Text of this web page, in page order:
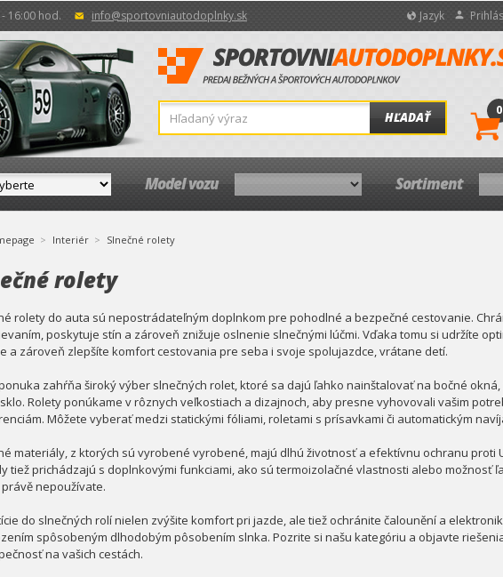
16:00 hod. info@sportovniautodoplnky.sk Jazyk
HĽADAŤ 0
Model vozu Sortiment
Interiér Slnečné rolety
rolety
rolety do auta sú nepostrádateľným doplnkom pre pohodlné a bezpečné cestovanie.
poskytuje stín a zároveň znižuje oslnenie slnečnými lúčmi. Vďaka tomu si udržíte
a zároveň zlepšíte komfort cestovania pre seba i svoje spolujazdce, vrátane detí.
zahŕňa široký výber slnečných rolet, ktoré sa dajú ľahko nainštalovať na bočné
Rolety ponúkame v rôznych veľkostiach a dizajnoch, aby presne vyhovovali vašim
Môžete vyberať medzi statickými fóliami, roletami s prísavkami či automatickým
materiály, z ktorých sú vyrobené vyrobené, majú dlhú životnosť a efektívnu ochranu proti
tiež prichádzajú s doplnkovými funkciami, ako sú termoizolačné vlastnosti alebo možnosť
nepoužívate.
do slnečných rolí nielen zvýšite komfort pri jazde, ale tiež ochránite čalounění a
spôsobeným dlhodobým pôsobením slnka. Pozrite si našu kategóriu a objavte
na vašich cestách.